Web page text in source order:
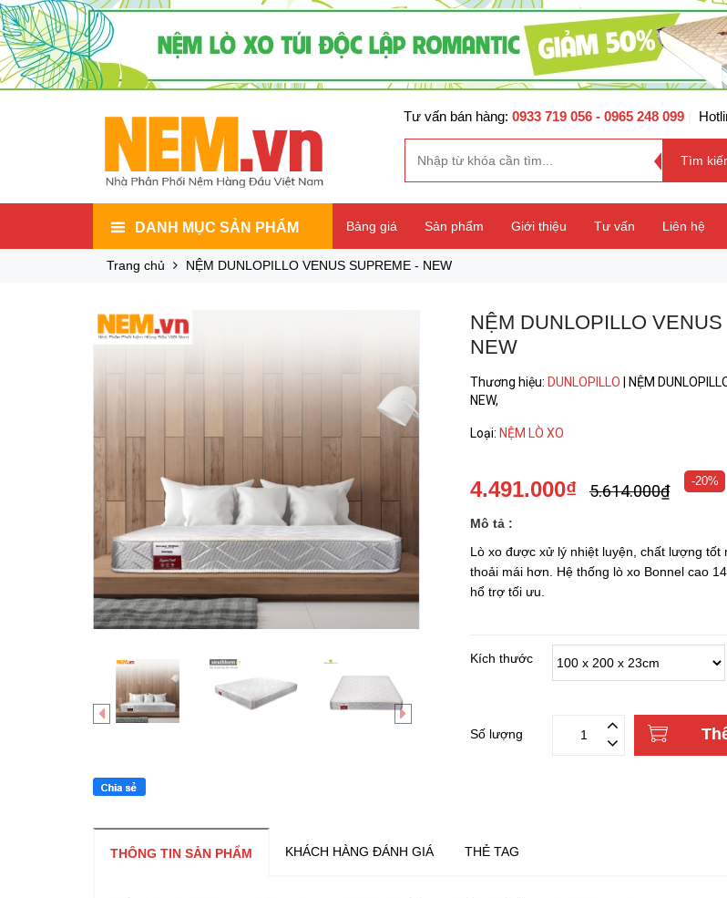
Tư vấn bán hàng: 0933 719 056 - 0965 248 099|
DANH MỤC SẢN PHẨM Bảng giá Sản phẩm Giới thiệu Tư vấn Liên hệ
Trang chủ NỆM DUNLOPILLO VENUS SUPREME - NEW
NỆM DUNLOPILLO
NEW
Thương hiệu: DUNLOPILLO | NỆM
NEW,
Loại: NỆM LÒ XO
4.491.000₫ 5.614.000₫
-20%
Mô tả :
Lò xo được xử lý nhiệt luyện, chất lượng tốt
thoải mái hơn. Hệ thống lò xo Bonnel cao
hổ trợ tối ưu.
Kích thước
Số lượng
THÔNG TIN SẢN PHẨM KHÁCH HÀNG ĐÁNH GIÁ THẺ TAG